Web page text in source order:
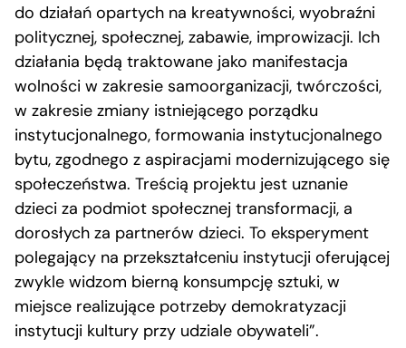
do działań opartych na kreatywności, wyobraźni
politycznej, społecznej, zabawie, improwizacji. Ich
działania będą traktowane jako manifestacja
wolności w zakresie samoorganizacji, twórczości,
w zakresie zmiany istniejącego porządku
instytucjonalnego, formowania instytucjonalnego
bytu, zgodnego z aspiracjami modernizującego się
społeczeństwa. Treścią projektu jest uznanie
dzieci za podmiot społecznej transformacji, a
dorosłych za partnerów dzieci. To eksperyment
polegający na przekształceniu instytucji oferującej
zwykle widzom bierną konsumpcję sztuki, w
miejsce realizujące potrzeby demokratyzacji
instytucji kultury przy udziale obywateli”.